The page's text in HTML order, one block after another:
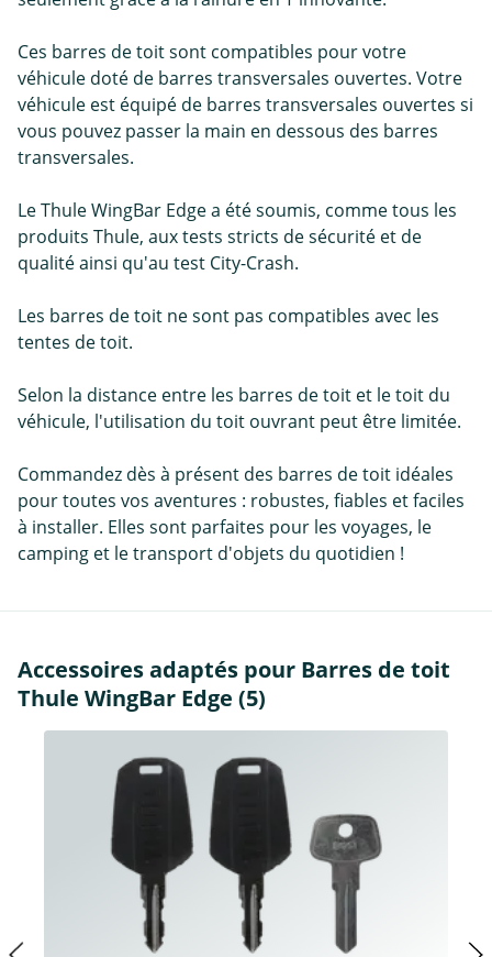
Ces barres de toit sont compatibles pour votre
véhicule doté de barres transversales ouvertes. Votre
véhicule est équipé de barres transversales ouvertes si
vous pouvez passer la main en dessous des barres
transversales.
Le Thule WingBar Edge a été soumis, comme tous les
produits Thule, aux tests stricts de sécurité et de
qualité ainsi qu'au test City-Crash.
Les barres de toit ne sont pas compatibles avec les
tentes de toit.
Selon la distance entre les barres de toit et le toit du
véhicule, l'utilisation du toit ouvrant peut être limitée.
Commandez dès à présent des barres de toit idéales
pour toutes vos aventures : robustes, fiables et faciles
à installer. Elles sont parfaites pour les voyages, le
camping et le transport d'objets du quotidien !
Accessoires adaptés pour Barres de toit
Thule WingBar Edge (5)